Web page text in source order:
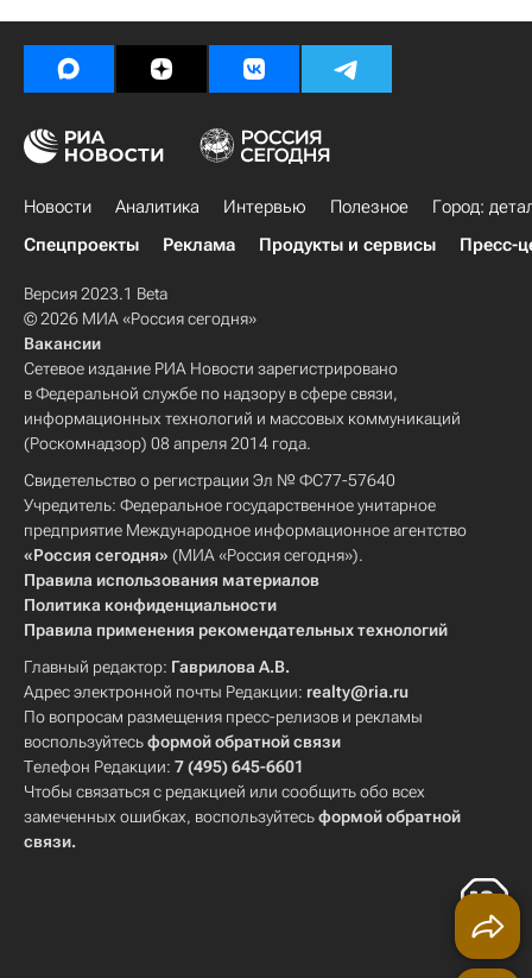
Новости Аналитика Интервью Полезное
Город:
Спецпроекты
Реклама Продукты и сервисы Пресс-
Версия 2023.1 Beta
© 2026 МИА «Россия сегодня»
Вакансии
Сетевое издание РИА Новости зарегистрировано
в Федеральной службе по надзору в сфере связи,
информационных технологий и массовых коммуникаций
(Роскомнадзор) 08 апреля 2014 года.
Свидетельство о регистрации Эл № ФС77-57640
Учредитель: Федеральное государственное унитарное
предприятие Международное информационное агентство
«Россия сегодня» (МИА «Россия сегодня»).
Правила использования материалов
Политика конфиденциальности
Правила применения рекомендательных технологий
Главный редактор: Гаврилова А.В.
Адрес электронной почты Редакции: realty@ria.ru
По вопросам размещения пресс-релизов и рекламы
воспользуйтесьформой обратной связи
Телефон Редакции: 7 (495) 645-6601
Чтобы связаться с редакцией или сообщить обо всех
замеченных ошибках, воспользуйтесьформой обратной
связи.